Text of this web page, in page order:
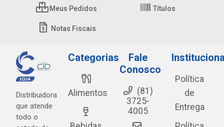
Meus Pedidos Títulos
Notas Fiscais
Distribuidora
que atende
todo o
Categorias
Alimentos
Fale
Conosco
(81)
3725-
4005
Política
de
Entrega